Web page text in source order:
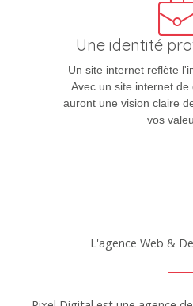
Une identité
Un site internet reflète
Avec un site internet de
auront une vision claire
vos
L'agence Web &